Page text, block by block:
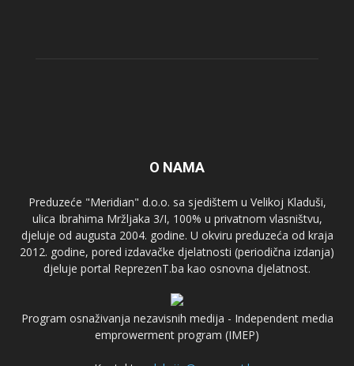
O NAMA
Preduzeće "Meridian" d.o.o. sa sjedištem u Velikoj Kladuši,
ulica Ibrahima Mržljaka 3/I, 100% u privatnom vlasništvu,
djeluje od augusta 2004. godine. U okviru preduzeća od kraja
2012. godine, pored izdavačke djelatnosti (periodična izdanja)
djeluje portal ReprezenT.ba kao osnovna djelatnost.
Program osnaživanja nezavisnih medija - Independent media
emprowerment program (IMEP)